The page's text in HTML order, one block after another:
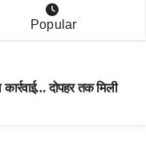
Popular
दोपहर तक मिली